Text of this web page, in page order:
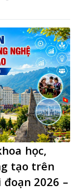
học,
tạo trên
2026 –